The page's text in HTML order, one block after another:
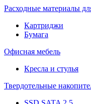
Расходные материалы
Картриджи
Бумага
Офисная мебель
Кресла и стулья
Твердотельные